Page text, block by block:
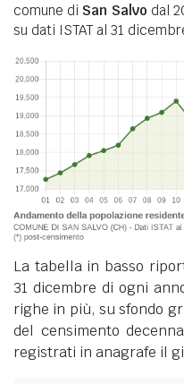
comune di San Salvo dal
su dati ISTAT al 31
La tabella in basso
31 dicembre di ogni
righe in più, su sfondo
del censimento
registrati in anagrafe il